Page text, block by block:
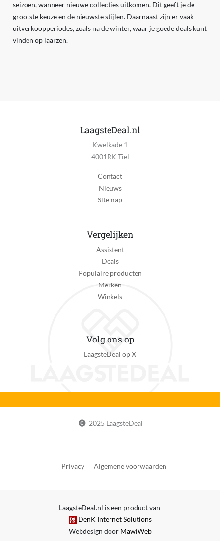
seizoen, wanneer nieuwe collecties uitkomen. Dit geeft je de
grootste keuze en de nieuwste stijlen. Daarnaast zijn er vaak
uitverkoopperiodes, zoals na de winter, waar je goede deals kunt
vinden op laarzen.
LaagsteDeal.nl
Kwelkade 1
4001RK Tiel
Contact
Nieuws
Sitemap
Vergelijken
Assistent
Deals
Populaire producten
Merken
Winkels
Volg ons op
LaagsteDeal op X
2025 LaagsteDeal
Privacy Algemene voorwaarden
LaagsteDeal.nl is een product van
DenK Internet Solutions
Webdesign door MawiWeb